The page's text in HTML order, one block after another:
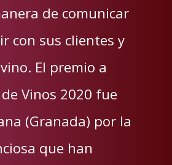
de comunicar
con sus clientes y
El premio a
Vinos 2020 fue
(Granada) por la
que han